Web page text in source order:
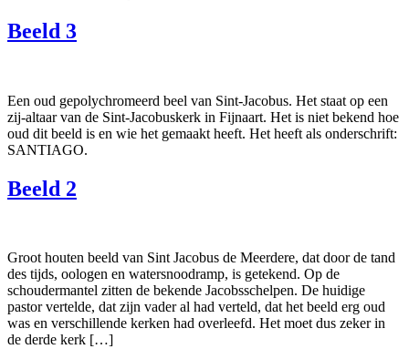
Beeld 3
Een oud gepolychromeerd beel van Sint-Jacobus. Het staat op een
zij-altaar van de Sint-Jacobuskerk in Fijnaart. Het is niet bekend hoe
oud dit beeld is en wie het gemaakt heeft. Het heeft als onderschrift:
SANTIAGO.
Beeld 2
Groot houten beeld van Sint Jacobus de Meerdere, dat door de tand
des tijds, oologen en watersnoodramp, is getekend. Op de
schoudermantel zitten de bekende Jacobsschelpen. De huidige
pastor vertelde, dat zijn vader al had verteld, dat het beeld erg oud
was en verschillende kerken had overleefd. Het moet dus zeker in
de derde kerk […]